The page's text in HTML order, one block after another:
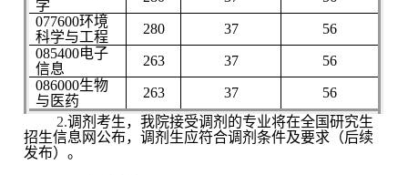
学
077600环境
科学与工程
280 37
56
085400电子
信息
263 37
56
086000生物
与医药
263 37
56
2.调剂考生，我院接受调剂的专业将在全国研究生
招生信息网公布，调剂生应符合调剂条件及要求（后续
发布）。